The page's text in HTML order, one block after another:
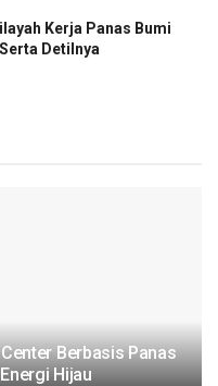
Kerja Panas Bumi
Detilnya
Berbasis Panas
Hijau